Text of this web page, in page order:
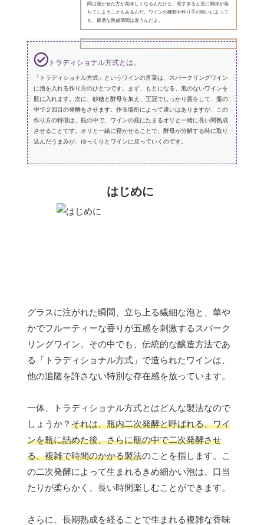
間は寝かせた方が美味しくなるんだけど、長すぎると逆に風味が落
ちてしまうこともあるんだ。ワインの種類や作り手の狙いによって
も、最適な熟成期間は違うんだよ。
トラディショナル方式とは。
「トラディショナル方式」というワインの言葉は、スパークリングワイン
に泡を入れる作り方のひとつです。まず、もとになる、泡のないワインを
瓶に入れます。次に、砂糖と酵母を加え、王冠でしっかり蓋をして、瓶の
中で２回目の発酵をさせます。作る場所によって違いはありますが、この
作り方の特徴は、瓶の中で、ワインの底にたまるオリと一緒に長い間熟成
させることです。オリと一緒に寝かせることで、酵母が分解する時に取り
込んだうまみが、ゆっくりとワインに戻っていくのです。
はじめに
グラスに注がれた瞬間、立ち上る繊細な泡と、華や
かでフルーティーな香りが五感を刺激するスパーク
リングワイン。その中でも、伝統的な醸造方法であ
る「トラディショナル方式」で造られたワインは、
他の追随を許さない特別な存在感を放っています。
一体、トラディショナル方式とはどんな製法なので
しょうか？ それは、瓶内二次発酵と呼ばれる、ワイ
ンを瓶に詰めた後、さらに瓶の中で二次発酵させ
る、複雑で時間のかかる製法のことを指します。こ
の二次発酵によって生まれるきめ細かい泡は、口当
たりが柔らかく、長い時間楽しむことができます。
さらに、長期熟成を経ることで生まれる複雑な香味